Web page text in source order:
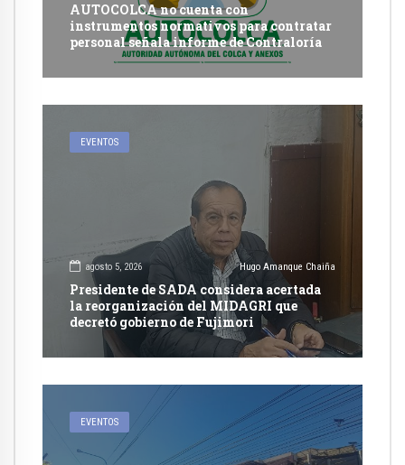
AUTOCOLCA no cuenta con
instrumentos normativos para contratar
personal señala informe de Contraloría
EVENTOS
agosto 5, 2026 Hugo Amanque Chaiña
Presidente de SADA considera acertada
la reorganización del MIDAGRI que
decretó gobierno de Fujimori
EVENTOS